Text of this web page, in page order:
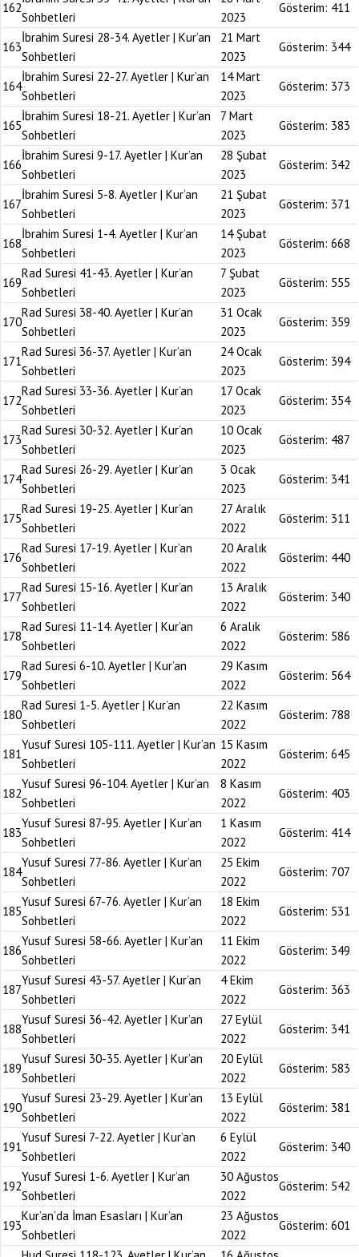
162
Sohbetleri
2023
Gösterim: 411
163
İbrahim Suresi 28-34. Ayetler | Kur’an
Sohbetleri
21 Mart
2023
Gösterim: 344
164
İbrahim Suresi 22-27. Ayetler | Kur’an
Sohbetleri
14 Mart
2023
Gösterim: 373
165
İbrahim Suresi 18-21. Ayetler | Kur’an
Sohbetleri
7 Mart
2023
Gösterim: 383
166
İbrahim Suresi 9-17. Ayetler | Kur’an
Sohbetleri
28 Şubat
2023
Gösterim: 342
167
İbrahim Suresi 5-8. Ayetler | Kur’an
Sohbetleri
21 Şubat
2023
Gösterim: 371
168
İbrahim Suresi 1-4. Ayetler | Kur’an
Sohbetleri
14 Şubat
2023
Gösterim: 668
169
Rad Suresi 41-43. Ayetler | Kur’an
Sohbetleri
7 Şubat
2023
Gösterim: 555
170
Rad Suresi 38-40. Ayetler | Kur’an
Sohbetleri
31 Ocak
2023
Gösterim: 359
171
Rad Suresi 36-37. Ayetler | Kur’an
Sohbetleri
24 Ocak
2023
Gösterim: 394
172
Rad Suresi 33-36. Ayetler | Kur’an
Sohbetleri
17 Ocak
2023
Gösterim: 354
173
Rad Suresi 30-32. Ayetler | Kur’an
Sohbetleri
10 Ocak
2023
Gösterim: 487
174
Rad Suresi 26-29. Ayetler | Kur’an
Sohbetleri
3 Ocak
2023
Gösterim: 341
175
Rad Suresi 19-25. Ayetler | Kur’an
Sohbetleri
27 Aralık
2022
Gösterim: 311
176
Rad Suresi 17-19. Ayetler | Kur’an
Sohbetleri
20 Aralık
2022
Gösterim: 440
177
Rad Suresi 15-16. Ayetler | Kur’an
Sohbetleri
13 Aralık
2022
Gösterim: 340
178
Rad Suresi 11-14. Ayetler | Kur’an
Sohbetleri
6 Aralık
2022
Gösterim: 586
179
Rad Suresi 6-10. Ayetler | Kur’an
Sohbetleri
29 Kasım
2022
Gösterim: 564
180
Rad Suresi 1-5. Ayetler | Kur’an
Sohbetleri
22 Kasım
2022
Gösterim: 788
181
Yusuf Suresi 105-111. Ayetler | Kur’an
Sohbetleri
15 Kasım
2022
Gösterim: 645
182
Yusuf Suresi 96-104. Ayetler | Kur’an
Sohbetleri
8 Kasım
2022
Gösterim: 403
183
Yusuf Suresi 87-95. Ayetler | Kur’an
Sohbetleri
1 Kasım
2022
Gösterim: 414
184
Yusuf Suresi 77-86. Ayetler | Kur’an
Sohbetleri
25 Ekim
2022
Gösterim: 707
185
Yusuf Suresi 67-76. Ayetler | Kur’an
Sohbetleri
18 Ekim
2022
Gösterim: 531
186
Yusuf Suresi 58-66. Ayetler | Kur’an
Sohbetleri
11 Ekim
2022
Gösterim: 349
187
Yusuf Suresi 43-57. Ayetler | Kur’an
Sohbetleri
4 Ekim
2022
Gösterim: 363
188
Yusuf Suresi 36-42. Ayetler | Kur’an
Sohbetleri
27 Eylül
2022
Gösterim: 341
189
Yusuf Suresi 30-35. Ayetler | Kur’an
Sohbetleri
20 Eylül
2022
Gösterim: 583
190
Yusuf Suresi 23-29. Ayetler | Kur’an
Sohbetleri
13 Eylül
2022
Gösterim: 381
191
Yusuf Suresi 7-22. Ayetler | Kur’an
Sohbetleri
6 Eylül
2022
Gösterim: 340
192
Yusuf Suresi 1-6. Ayetler | Kur’an
Sohbetleri
30 Ağustos
2022
Gösterim: 542
193
Kur’an’da İman Esasları | Kur’an
Sohbetleri
23 Ağustos
2022
Gösterim: 601